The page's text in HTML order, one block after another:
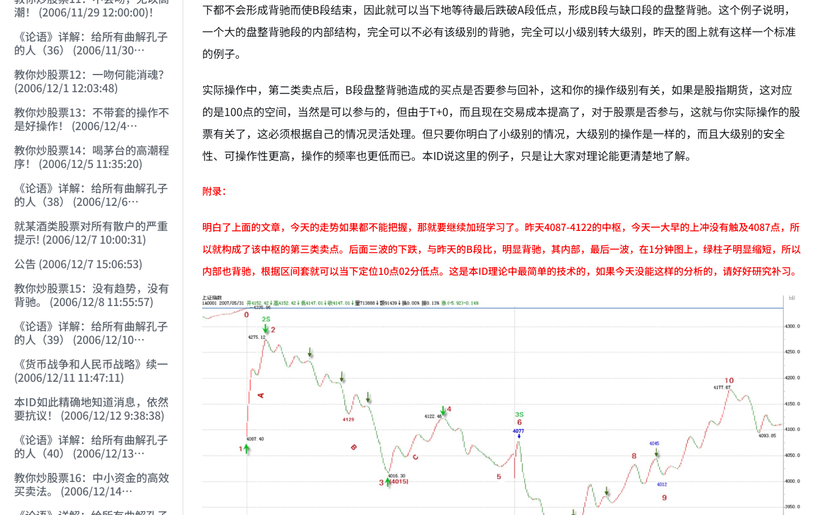
潮！ (2006/11/29 12:00:00)！
《论语》详解：给所有曲解孔子
的人（36） (2006/11/30
教你炒股票12：一吻何能消魂？
(2006/12/1 12:03:48)
教你炒股票13：不带套的操作不
是好操作！ (2006/12/4
教你炒股票14：喝茅台的高潮程
序！ (2006/12/5 11:35:20)
《论语》详解：给所有曲解孔子
的人（38） (2006/12/6
就某酒类股票对所有散户的严重
提示! (2006/12/7 10:00:31)
公告 (2006/12/7 15:06:53)
教你炒股票15：没有趋势，没有
背驰。 (2006/12/8 11:55:57)
《论语》详解：给所有曲解孔子
的人（39） (2006/12/10
《货币战争和人民币战略》续一
(2006/12/11 11:47:11)
本ID如此精确地知道消息，依然
要抗议！ (2006/12/12 9:38:38)
《论语》详解：给所有曲解孔子
的人（40） (2006/12/13
教你炒股票16：中小资金的高效
买卖法。 (2006/12/14
下都不会形成背驰而使B段结束，因此就可以当下地等待最后跌破A段低点，形成B段与缺口段的盘整背驰。这个例子说明，
一个大的盘整背驰段的内部结构，完全可以不必有该级别的背驰，完全可以小级别转大级别，昨天的图上就有这样一个标准
的例子。
实际操作中，第二类卖点后，B段盘整背驰造成的买点是否要参与回补，这和你的操作级别有关，如果是股指期货，这对应
的是100点的空间，当然是可以参与的，但由于T+0，而且现在交易成本提高了，对于股票是否参与，这就与你实际操作的股
票有关了，这必须根据自己的情况灵活处理。但只要你明白了小级别的情况，大级别的操作是一样的，而且大级别的安全
性、可操作性更高，操作的频率也更低而已。本ID说这里的例子，只是让大家对理论能更清楚地了解。
附录：
明白了上面的文章，今天的走势如果都不能把握，那就要继续加班学习了。昨天4087-4122的中枢，今天一大早的上冲没有触及4087点，所
以就构成了该中枢的第三类卖点。后面三波的下跌，与昨天的B段比，明显背驰，其内部，最后一波，在1分钟图上，绿柱子明显缩短，所以
内部也背驰，根据区间套就可以当下定位10点02分低点。这是本ID理论中最简单的技术的，如果今天没能这样的分析的，请好好研究补习。